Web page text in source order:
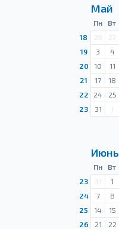
Май
Пн Вт
18
26 27
19
3 4
20
10 11
21
17 18
22
24 25
23
31 1
Июнь
Пн Вт
23
31 1
24
7 8
25
14 15
26
21 22